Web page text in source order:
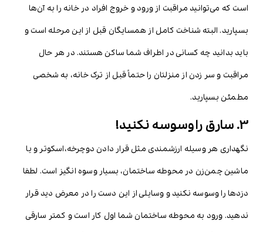
است که می‌توانید مراقبت از ورود و خروج افراد در خانه را به آن‌ها
بسپارید. البته شناخت کامل از همسایگان قبل از این مرحله است و
باید بدانید چه کسانی در اطراف شما ساکن هستند. در هر حال
مراقبت و سر زدن از منزلتان را حتماً قبل از ترک خانه، به شخصی
مطمئن بسپارید.
3. سارق را وسوسه نکنید!
نگهداری هر وسیله ارزشمندی مثل قرار دادن دوچرخه،اسکوتر و یا
ماشین چمن‌زن در محوطه ساختمان، بسیار وسوه انگیز است. لطفا
دزدها را وسوسه نکنید و وسایلی از این دست را در معرض دید قرار
ندهید. ورود به محوطه ساختمان شما اول کار است و کمتر سارقی